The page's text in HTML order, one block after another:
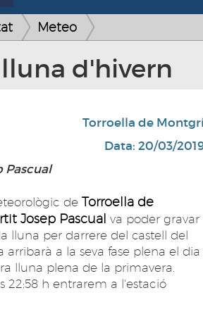
Meteo
d'hivern
Torroella de
Data: 20/03/
Pascual
de Torroella de
Josep Pascual va poder gravar
lluna per darrere del castell del
arribarà a la seva fase plena el dia
lluna plena de la primavera.
22:58 h entrarem a l'estació